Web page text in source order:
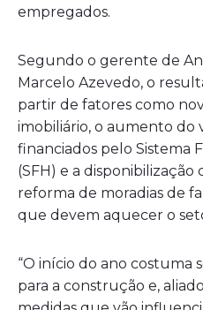
empregados.
Segundo o gerente de
Marcelo Azevedo, o
partir de fatores como
imobiliário, o aumento do
financiados pelo Sistema
(SFH) e a
reforma de moradias de
que devem aquecer o
“O início do ano
para a construção e,